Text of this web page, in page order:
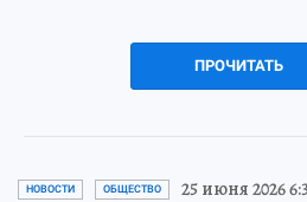
ПРОЧИТАТЬ
НОВОСТИ ОБЩЕСТВО 25 июня 2026